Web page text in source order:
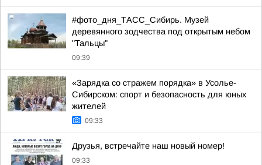
#фото_дня_ТАСС_Сибирь. Музей
деревянного зодчества под открытым небом
"Тальцы"
09:39
«Зарядка со стражем порядка» в Усолье-
Сибирском: спорт и безопасность для юных
жителей
09:33
Друзья, встречайте наш новый номер!
09:33